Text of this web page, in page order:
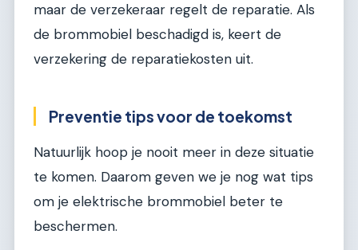
maar de verzekeraar regelt de reparatie. Als
de brommobiel beschadigd is, keert de
verzekering de reparatiekosten uit.
Preventie tips voor de toekomst
Natuurlijk hoop je nooit meer in deze situatie
te komen. Daarom geven we je nog wat tips
om je elektrische brommobiel beter te
beschermen.